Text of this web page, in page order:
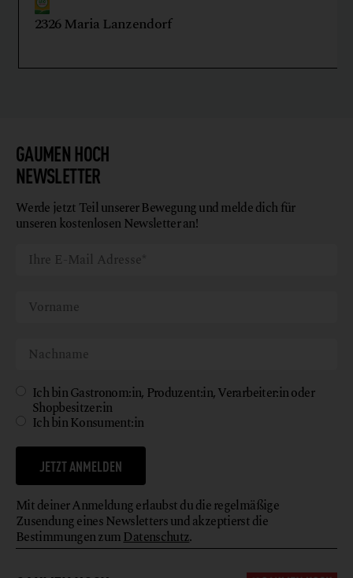
2326 Maria Lanzendorf
GAUMEN HOCH
NEWSLETTER
Werde jetzt Teil unserer Bewegung und melde dich für
unseren kostenlosen Newsletter an!
Ich bin Gastronom:in, Produzent:in, Verarbeiter:in oder
Shopbesitzer:in
Ich bin Konsument:in
JETZT ANMELDEN
Mit deiner Anmeldung erlaubst du die regelmäßige
Zusendung eines Newsletters und akzeptierst die
Bestimmungen zumDatenschutz.